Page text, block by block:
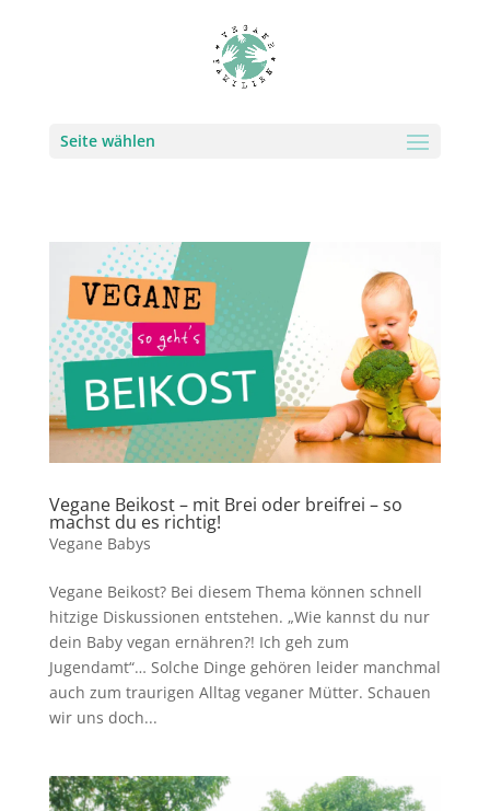
Seite wählen
Vegane Beikost – mit Brei oder breifrei – so
machst du es richtig!
Vegane Babys
Vegane Beikost? Bei diesem Thema können schnell
hitzige Diskussionen entstehen. „Wie kannst du nur
dein Baby vegan ernähren?! Ich geh zum
Jugendamt“… Solche Dinge gehören leider manchmal
auch zum traurigen Alltag veganer Mütter. Schauen
wir uns doch...